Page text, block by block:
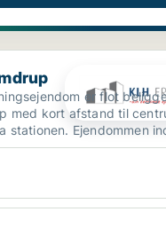
er flot
med kort afstand til
indeholder i